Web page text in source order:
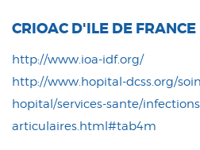
CRIOAC D'ILE DE FRANCE
http://www.ioa-idf.org/
http://www.hopital-dcss.org/
hopital/services-sante/
articulaires.html#tab4m